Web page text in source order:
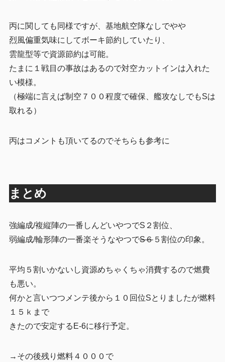
丙に関しても同様ですが、基地航空隊なしでやや
烈風偏重気味にしてボーキ節約していたり、
雲龍型等で資源節約は可能。
たまに１戦目の事故はあるので対空カットインは入れた
い模様。
（極端に言えば制空７００程度で確保、艦攻なしでもSは
取れる）
丙はコメントも頂いてるのでそちらも参考に
まとめ
強編成/複縦陣の一番しんどいやつでS２割位、
弱編成/輪形陣の一番楽そうなやつでS６５割位の印象。
平均５割いかないし資源めちゃくちゃ消費するので燃費
も悪い。
何かと言いつつメンテ後から１０回位Sとりましたが燃料
１５ｋまで
きたので安定するE-6に移行予定。
→その後残り燃料４０００で